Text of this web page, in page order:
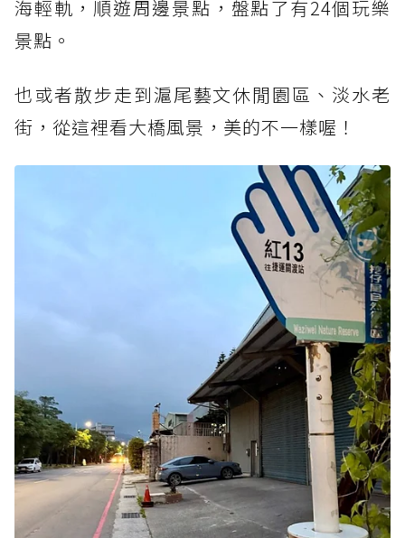
海輕軌，順遊周邊景點，盤點了有24個玩樂
景點。
也或者散步走到滬尾藝文休閒園區、淡水老
街，從這裡看大橋風景，美的不一樣喔！